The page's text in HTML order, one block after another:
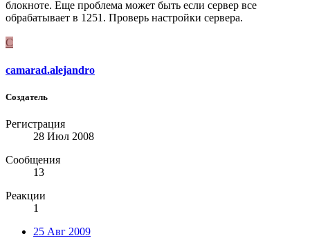
блокноте. Еще проблема может быть если сервер все
обрабатывает в 1251. Проверь настройки сервера.
C
camarad.alejandro
Создатель
Регистрация
28 Июл 2008
Сообщения
13
Реакции
1
25 Авг 2009